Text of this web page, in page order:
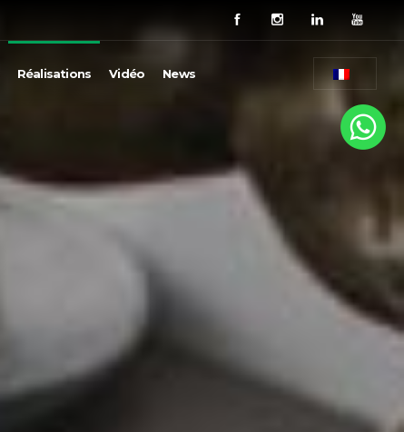
Réalisations Vidéo News